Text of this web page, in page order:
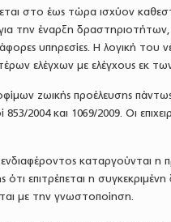
στο έως τώρα ισχύον
την έναρξη δραστηριοτήτων,
υπηρεσίες. Η λογική του
ελέγχων με ελέγχους εκ
ζωικής προέλευσης
2004 και 1069/2009. Οι
καταργούνται η
επιτρέπεται η
με την γνωστοποίηση.